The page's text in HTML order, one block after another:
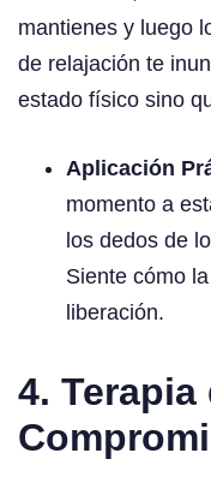
mantienes y luego
de relajación te
estado físico sino
Aplicación
momento a
los dedos de
Siente cómo
liberación.
4.